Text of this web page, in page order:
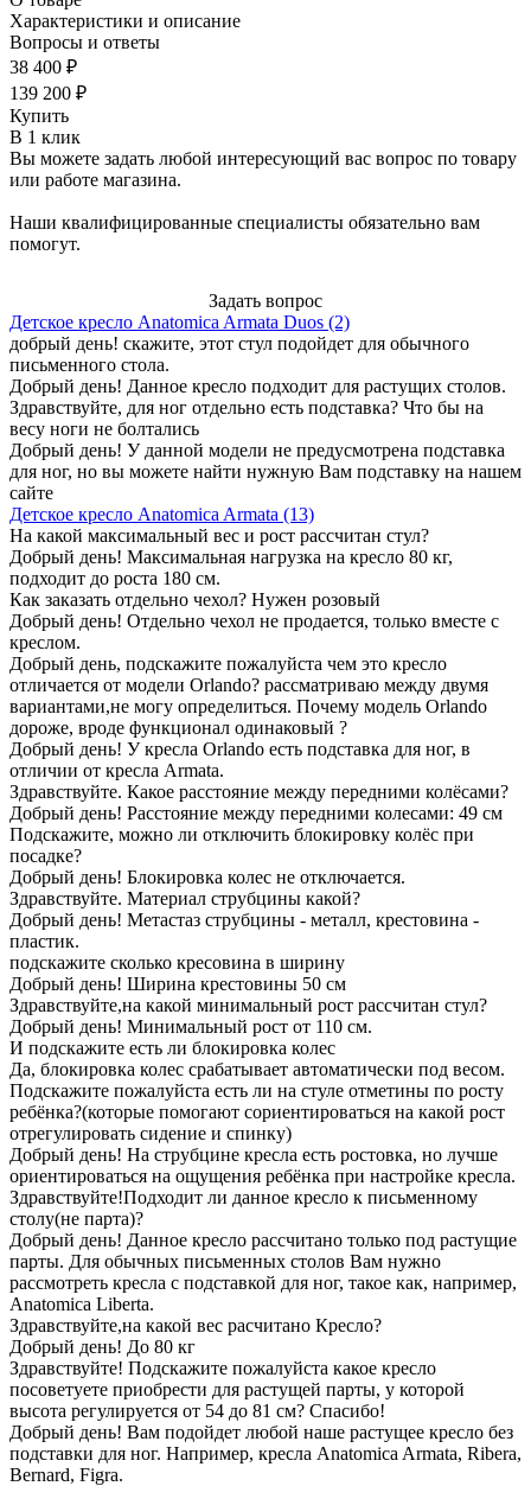
Характеристики и описание
Вопросы и ответы
38 400 ₽
139 200 ₽
Купить
В 1 клик
Вы можете задать любой интересующий вас вопрос по товару
или работе магазина.
Наши квалифицированные специалисты обязательно вам
помогут.
Задать вопрос
Детское кресло Anatomica Armata Duos (2)
добрый день! скажите, этот стул подойдет для обычного
письменного стола.
Добрый день! Данное кресло подходит для растущих столов.
Здравствуйте, для ног отдельно есть подставка? Что бы на
весу ноги не болтались
Добрый день! У данной модели не предусмотрена подставка
для ног, но вы можете найти нужную Вам подставку на нашем
сайте
Детское кресло Anatomica Armata (13)
На какой максимальный вес и рост рассчитан стул?
Добрый день! Максимальная нагрузка на кресло 80 кг,
подходит до роста 180 см.
Как заказать отдельно чехол? Нужен розовый
Добрый день! Отдельно чехол не продается, только вместе с
креслом.
Добрый день, подскажите пожалуйста чем это кресло
отличается от модели Orlando? рассматриваю между двумя
вариантами,не могу определиться. Почему модель Orlando
дороже, вроде функционал одинаковый ?
Добрый день! У кресла Orlando есть подставка для ног, в
отличии от кресла Armata.
Здравствуйте. Какое расстояние между передними колёсами?
Добрый день! Расстояние между передними колесами: 49 см
Подскажите, можно ли отключить блокировку колёс при
посадке?
Добрый день! Блокировка колес не отключается.
Здравствуйте. Материал струбцины какой?
Добрый день! Метастаз струбцины - металл, крестовина -
пластик.
подскажите сколько кресовина в ширину
Добрый день! Ширина крестовины 50 см
Здравствуйте,на какой минимальный рост рассчитан стул?
Добрый день! Минимальный рост от 110 см.
И подскажите есть ли блокировка колес
Да, блокировка колес срабатывает автоматически под весом.
Подскажите пожалуйста есть ли на стуле отметины по росту
ребёнка?(которые помогают сориентироваться на какой рост
отрегулировать сидение и спинку)
Добрый день! На струбцине кресла есть ростовка, но лучше
ориентироваться на ощущения ребёнка при настройке кресла.
Здравствуйте!Подходит ли данное кресло к письменному
столу(не парта)?
Добрый день! Данное кресло рассчитано только под растущие
парты. Для обычных письменных столов Вам нужно
рассмотреть кресла с подставкой для ног, такое как, например,
Anatomica Liberta.
Здравствуйте,на какой вес расчитано Кресло?
Добрый день! До 80 кг
Здравствуйте! Подскажите пожалуйста какое кресло
посоветуете приобрести для растущей парты, у которой
высота регулируется от 54 до 81 см? Спасибо!
Добрый день! Вам подойдет любой наше растущее кресло без
подставки для ног. Например, кресла Anatomica Armata, Ribera,
Bernard, Figra.